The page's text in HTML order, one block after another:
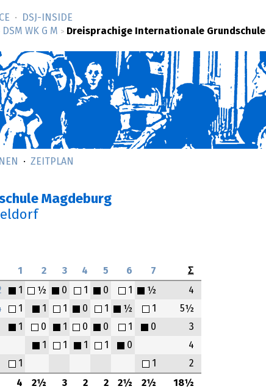
DSJ-­INSIDE
DSM WK G M > Dreisprachige Internationale Grundschule
ZEITPLAN
Magdeburg
1 2 3 4 5 6 7 Σ
4 2½ 3 2 2 2½ 2½
18½
1 ½ 0 1 0 1 ½
4
1 1 1 0 1 ½ 1
5½
1 0 1 0 0 1 0
3
1 1 1 1 0
4
1 1 2